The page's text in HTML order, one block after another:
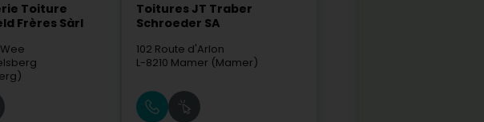
Toiture
Frères Sàrl
Toitures JT Traber
Schroeder SA
102 Route d'Arlon
L-8210 Mamer (Mamer)